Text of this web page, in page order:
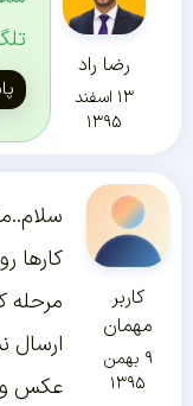
رضا راد
۱۳ اسفند
۱۳۹۵
کاربر
مهمان
۹ بهمن
۱۳۹۵
کارها
مرحله
ارسال
عکس و